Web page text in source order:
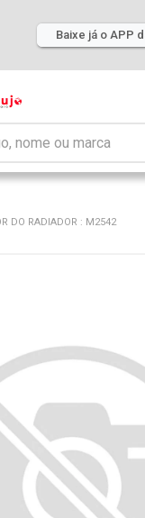
Baixe já o APP
DO RADIADOR : M2542